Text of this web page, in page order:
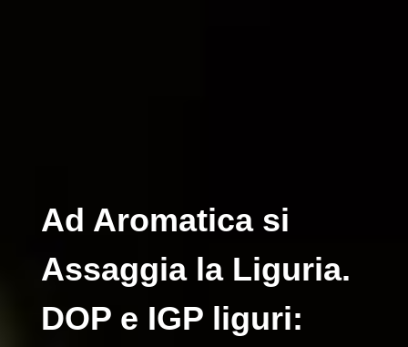
Ad Aromatica si
Assaggia la Liguria.
DOP e IGP liguri: